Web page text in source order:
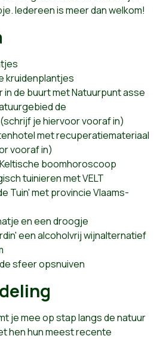
Iedereen is meer dan welkom!
kruidenplantjes
in de buurt met Natuurpunt asse
de
(schrijf je hiervoor vooraf in)
met recuperatiemateriaal
vooraf in)
boomhoroscoop
tuinieren metVELT
Tuin' met provincie Vlaams-
en een droogje
' een alcoholvrij wijnalternatief
sfeer opsnuiven
je mee op stap langs de natuur
hen hun meest recente